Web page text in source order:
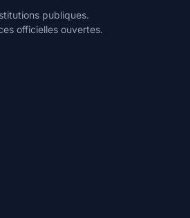
publiques.
officielles ouvertes.